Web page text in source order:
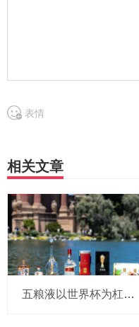
表情
相关文章
五粮液以世界杯为杠杆，撬动年轻圈层，重新定义白酒消费边界